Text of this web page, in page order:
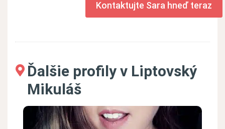
Kontaktujte Sara hneď teraz
Ďalšie profily v Liptovský
Mikuláš